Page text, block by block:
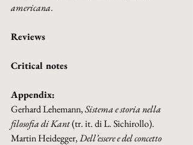
americana.
Reviews
Critical notes
Appendix:
Gerhard Lehemann, Sistema e storia nella
filosofia di Kant (tr. it. di L. Sichirollo).
Martin Heidegger, Dell’essere e del concetto